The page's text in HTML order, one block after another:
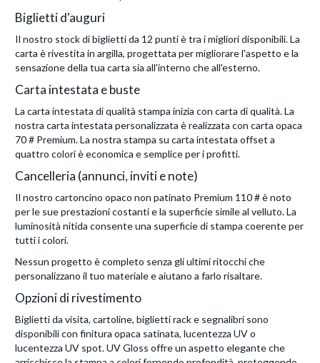
Biglietti d'auguri
Il nostro stock di biglietti da 12 punti è tra i migliori disponibili. La
carta è rivestita in argilla, progettata per migliorare l'aspetto e la
sensazione della tua carta sia all'interno che all'esterno.
Carta intestata e buste
La carta intestata di qualità stampa inizia con carta di qualità. La
nostra carta intestata personalizzata è realizzata con carta opaca
70 # Premium. La nostra stampa su carta intestata offset a
quattro colori è economica e semplice per i profitti.
Cancelleria (annunci, inviti e note)
Il nostro cartoncino opaco non patinato Premium 110 # è noto
per le sue prestazioni costanti e la superficie simile al velluto. La
luminosità nitida consente una superficie di stampa coerente per
tutti i colori.
Nessun progetto è completo senza gli ultimi ritocchi che
personalizzano il tuo materiale e aiutano a farlo risaltare.
Opzioni di rivestimento
Biglietti da visita, cartoline, biglietti rack e segnalibri sono
disponibili con finitura opaca satinata, lucentezza UV o
lucentezza UV spot. UV Gloss offre un aspetto elegante che